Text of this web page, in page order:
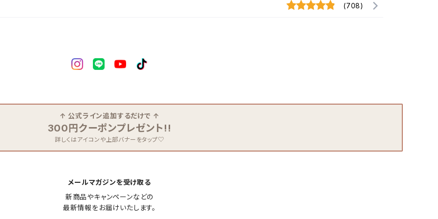
(708)
↑ 公式ライン追加するだけで ↑
300円クーポンプレゼント!!
詳しくはアイコンや上部バナーをタップ♡
メールマガジンを受け取る
新商品やキャンペーンなどの
最新情報をお届けいたします。